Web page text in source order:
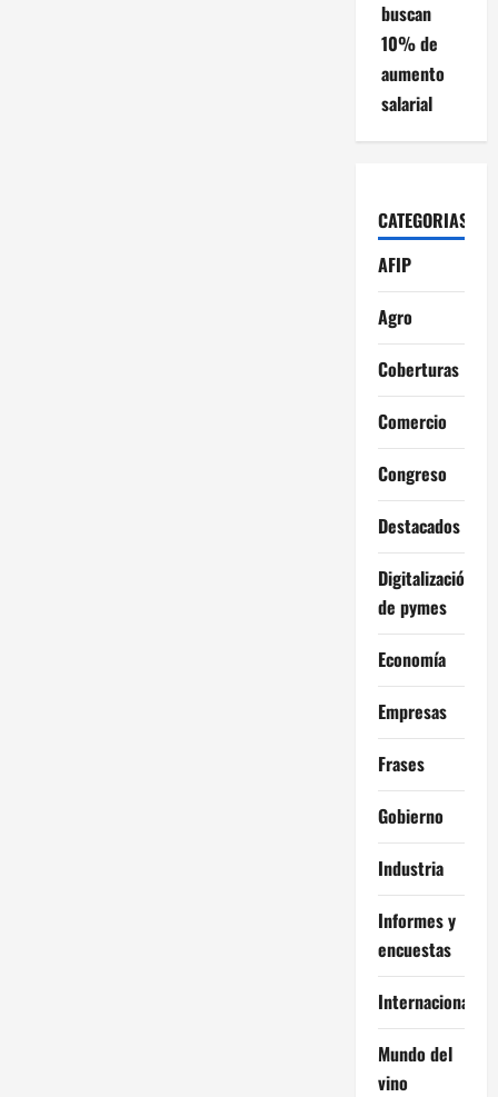
buscan
10% de
aumento
salarial
CATEGORIAS
AFIP
Agro
Coberturas
Comercio
Congreso
Destacados
Digitalización
de pymes
Economía
Empresas
Frases
Gobierno
Industria
Informes y
encuestas
Internacional
Mundo del
vino